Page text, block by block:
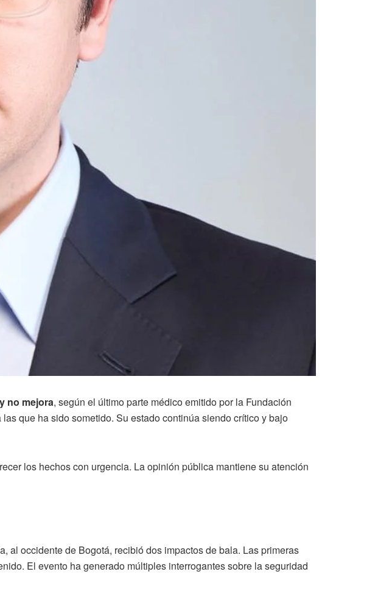
no mejora, según el último parte médico emitido por la Fundación
que ha sido sometido. Su estado continúa siendo crítico y bajo
los hechos con urgencia. La opinión pública mantiene su atención
al occidente de Bogotá, recibió dos impactos de bala. Las primeras
El evento ha generado múltiples interrogantes sobre la seguridad